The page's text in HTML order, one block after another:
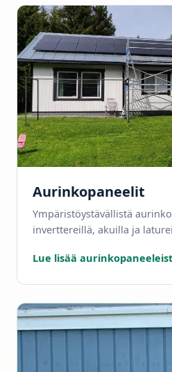
Aurinkopaneelit
Ympäristöystävällistä
inverttereillä, akuilla ja
Lue lisää